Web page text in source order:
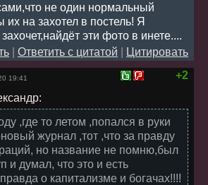
не один нормальный
их на захотел в постель! Я
эти фото в инете....
Ответить с цитатой
Цитировать
+2
19:41
,где то летом ,попался в руки
журнал ,тот ,что за правду
но название не помню,был
и думал, что это и есть
о капитализме и богачах!!!!